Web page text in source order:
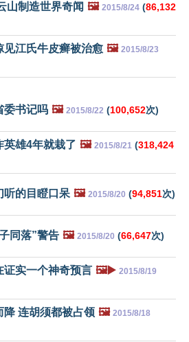
山制造世界奇闻 🖼️ 2015/8/24 (86,132
见江氏牛皮癣被治愈 🖼️ 2015/8/23
委书记吗 🖼️ 2015/8/22 (100,652次)
英雄4年就栽了 🖼️ 2015/8/21 (318,424
听的目瞪口呆 🖼️ 2015/8/20 (94,851次)
同落”警告 🖼️ 2015/8/20 (66,647次)
证实一个神奇预言 🖼️▶️ 2015/8/19
降 连胡须都被占领 🖼️ 2015/8/18